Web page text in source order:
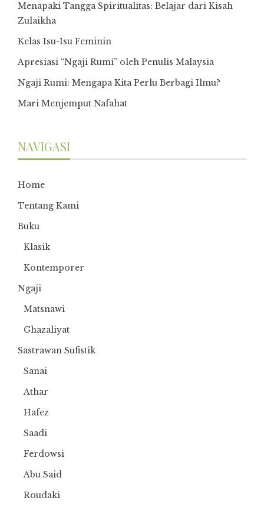
Menapaki Tangga Spiritualitas: Belajar dari Kisah
Zulaikha
Kelas Isu-Isu Feminin
Apresiasi “Ngaji Rumi” oleh Penulis Malaysia
Ngaji Rumi: Mengapa Kita Perlu Berbagi Ilmu?
Mari Menjemput Nafahat
NAVIGASI
Home
Tentang Kami
Buku
Klasik
Kontemporer
Ngaji
Matsnawi
Ghazaliyat
Sastrawan Sufistik
Sanai
Athar
Hafez
Saadi
Ferdowsi
Abu Said
Roudaki